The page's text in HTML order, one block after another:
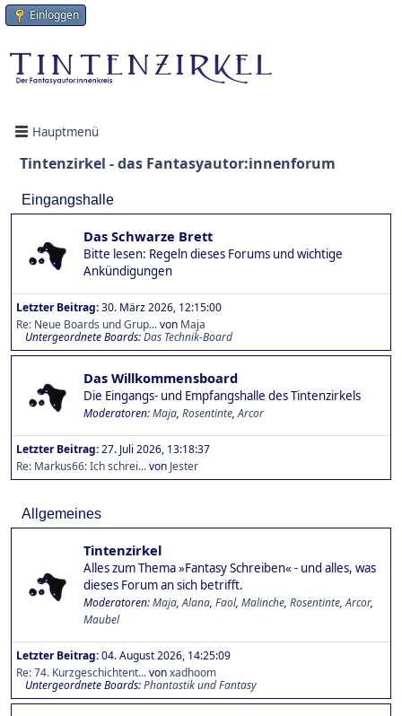
Einloggen
Hauptmenü
Tintenzirkel - das Fantasyautor:innenforum
Eingangshalle
Das Schwarze Brett
Bitte lesen: Regeln dieses Forums und wichtige
Ankündigungen
Letzter Beitrag:30. März 2026, 12:15:00
Re: Neue Boards und Grup...von Maja
Untergeordnete Boards Das Technik-Board
Das Willkommensboard
Die Eingangs- und Empfangshalle des Tintenzirkels
Moderatoren:Maja, Rosentinte,Arcor
Letzter Beitrag:27. Juli 2026, 13:18:37
Re: Markus66: Ich schrei...von Jester
Allgemeines
Tintenzirkel
Alles zum Thema »Fantasy Schreiben« - und alles, was
dieses Forum an sich betrifft.
Moderatoren:Maja,Alana, Faol, Malinche, Rosentinte,Arcor,
Maubel
Letzter Beitrag:04. August 2026, 14:25:09
Re: 74. Kurzgeschichtent...vonxadhoom
Untergeordnete Boards Phantastik und Fantasy